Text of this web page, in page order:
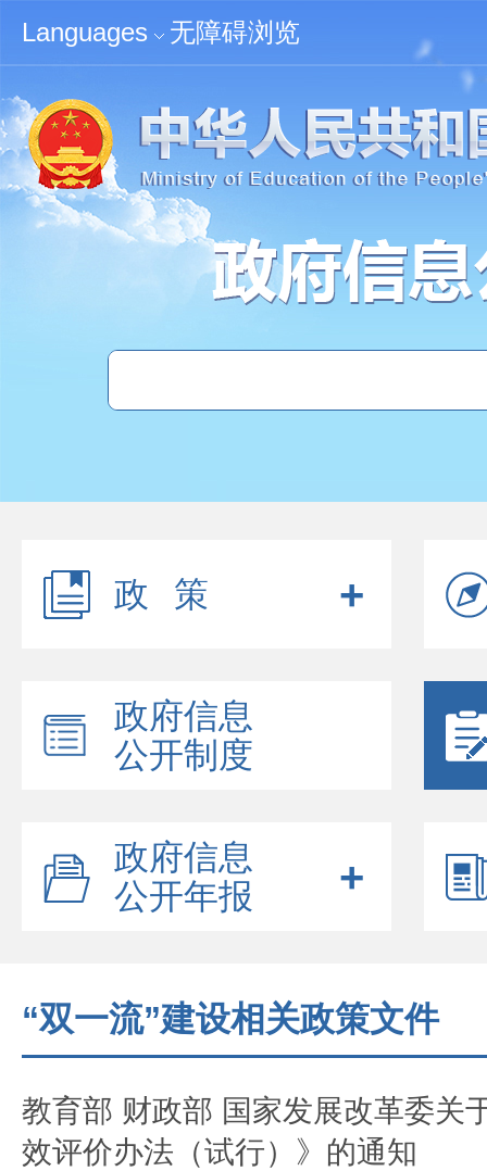
Languages 无障碍浏览
政策
政府信息
公开制度
政府信息
公开年报
“双一流”建设相关政策文件
教育部 财政部 国家发展改革委关
效评价办法（试行）》的通知